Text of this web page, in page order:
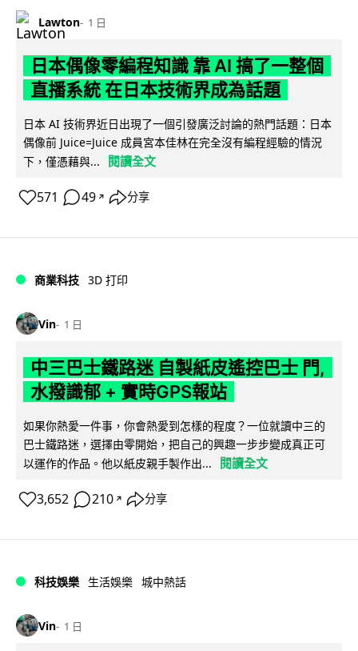
Lawton 1 日
日本偶像零編程知識 靠 AI 搞了一整個
直播系統 在日本技術界成為話題
日本 AI 技術界近日出現了一個引發廣泛討論的熱門話題：日本
偶像前 Juice=Juice 成員宮本佳林在完全沒有編程經驗的情況
下，僅憑藉與...
閱讀全文
571 49 ↗ 分享
商業科技 3D 打印
Vin 1 日
中三巴士鐵路迷 自製紙皮遙控巴士 門,
水撥識郁 + 實時GPS報站
如果你熱愛一件事，你會熱愛到怎樣的程度？一位就讀中三的
巴士鐵路迷，選擇由零開始，把自己的興趣一步步變成真正可
以運作的作品。他以紙皮親手製作出...
閱讀全文
3,652 210 ↗ 分享
科技娛樂 生活娛樂 城中熱話
Vin 1 日